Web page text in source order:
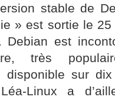
stable de
» est sortie le
est
très
disponible sur
Linux a